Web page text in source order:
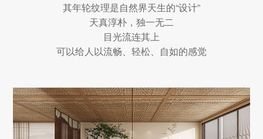
其年轮纹理是自然界天生的“设计”
天真淳朴，独一无二
目光流连其上
可以给人以流畅、轻松、自如的感觉